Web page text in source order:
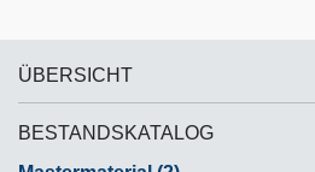
ÜBERSICHT
BESTANDSKATALOG